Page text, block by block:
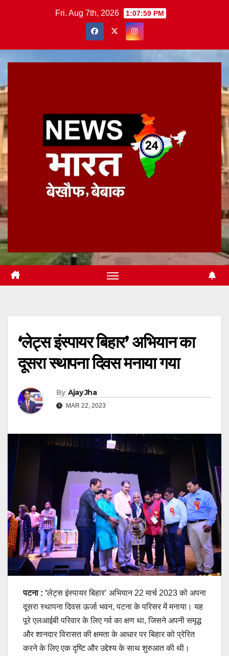
Fri. Aug 7th, 2026 1:08:00 PM
‘लेट्स इंस्पायर बिहार’ अभियान का
दूसरा स्थापना दिवस मनाया गया
By Ajay Jha
MAR 22, 2023
पटना : ‘लेट्स इंस्पायर बिहार’ अभियान 22 मार्च 2023 को अपना
दूसरा स्थापना दिवस ऊर्जा भवन, पटना के परिसर में मनाया। यह
पूरे एलआईबी परिवार के लिए गर्व का क्षण था, जिसने अपनी समृद्ध
और शानदार विरासत की क्षमता के आधार पर बिहार को प्रेरित
करने के लिए एक दृष्टि और उद्देश्य के साथ शुरुआत की थी।